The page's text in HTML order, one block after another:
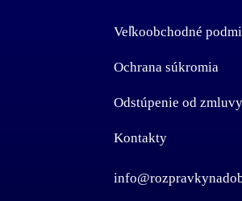
Veľkoobchodné
Ochrana súkromia
Odstúpenie od zmluvy
Kontakty